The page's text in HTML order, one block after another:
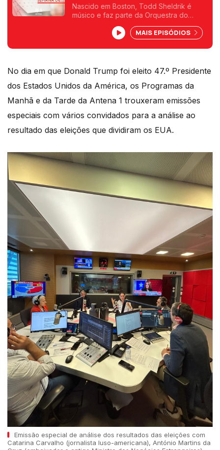
americano na Orquestra do
Algarve
Nascido em Boston, Todd Sheldrik é
músico e faz parte da Orquestra do
Programa da Tarde sobre as eleições
americanas à conversa com o repórter
Mário Antunes.
MAIS EPISÓDIOS
No dia em que Donald Trump foi eleito 47.º Presidente
dos Estados Unidos da América, os Programas da
Manhã e da Tarde da Antena 1 trouxeram emissões
especiais com vários convidados para a análise ao
resultado das eleições que dividiram os EUA.
Emissão especial de análise dos resultados das eleições com
Catarina Carvalho (jornalista luso-americana), António Martins da